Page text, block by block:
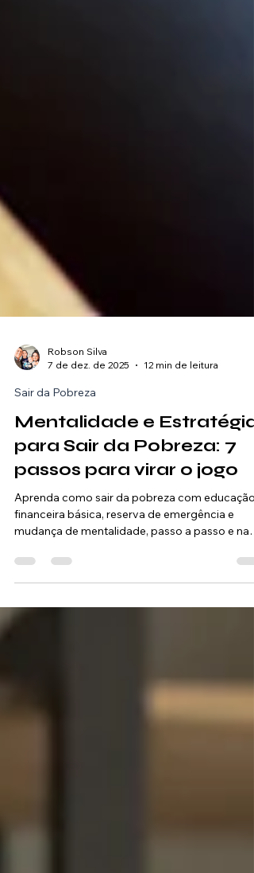
Robson Silva
7 de dez. de 2025
Sair da Pobreza
Mentalidade e
para Sair da Pobreza: 7
passos para virar o jogo
Aprenda como sair da pobreza com educação
mudança de mentalidade, passo a passo e na
prática.